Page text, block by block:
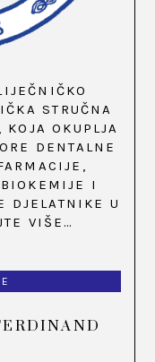
STRUČNA
OKUPLJA
DENTALNE
I
DJELATNIKE U
VIŠE…